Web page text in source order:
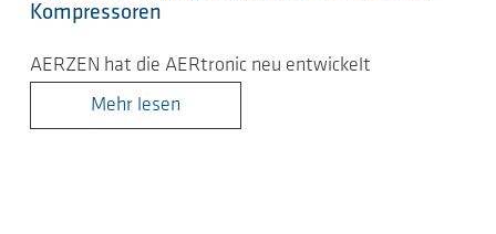
Kompressoren
AERZEN hat die AERtronic neu entwickelt
Mehr lesen